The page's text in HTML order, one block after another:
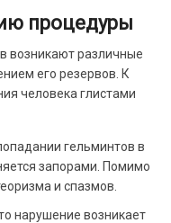
процедуры
возникают различные
его резервов. К
человека глистами
гельминтов в
запорами. Помимо
и спазмов.
нарушение возникает